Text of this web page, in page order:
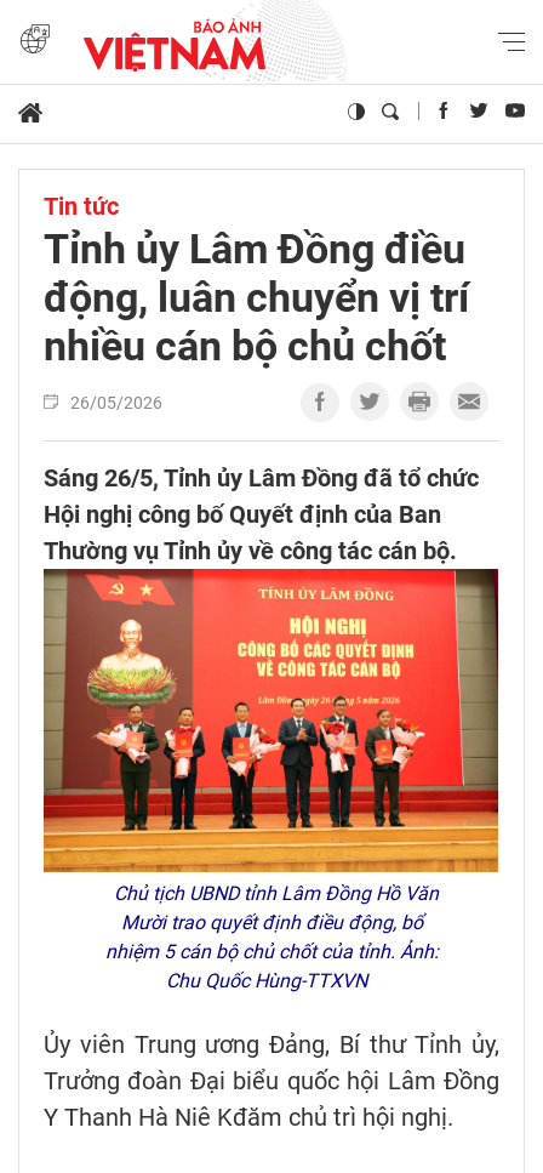
Tin tức
Tỉnh ủy Lâm Đồng điều
động, luân chuyển vị trí
nhiều cán bộ chủ chốt
26/05/2026
Sáng 26/5, Tỉnh ủy Lâm Đồng đã tổ chức
Hội nghị công bố Quyết định của Ban
Thường vụ Tỉnh ủy về công tác cán bộ.
Chủ tịch UBND tỉnh Lâm Đồng Hồ Văn
Mười trao quyết định điều động, bổ
nhiệm 5 cán bộ chủ chốt của tỉnh. Ảnh:
Chu Quốc Hùng-TTXVN
Ủy viên Trung ương Đảng, Bí thư Tỉnh ủy,
Trưởng đoàn Đại biểu quốc hội Lâm Đồng
Y Thanh Hà Niê Kđăm chủ trì hội nghị.